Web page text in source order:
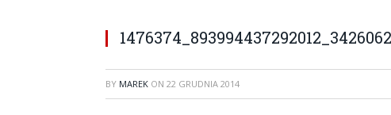
BY MAREK ON 22 GRUDNIA 2014